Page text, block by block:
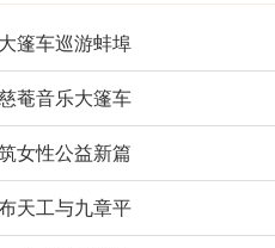
篷车巡游蚌埠
菴音乐大篷车
女性公益新篇
天工与九章平